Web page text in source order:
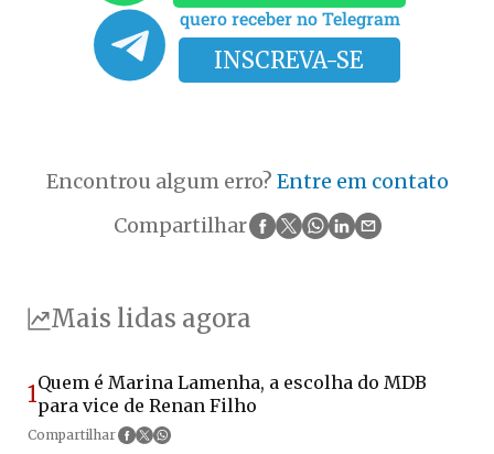
quero receber no Telegram
INSCREVA-SE
Encontrou algum erro? Entre em contato
Compartilhar
Mais lidas agora
1Quem é Marina Lamenha, a escolha do MDB
para vice de Renan Filho
Compartilhar